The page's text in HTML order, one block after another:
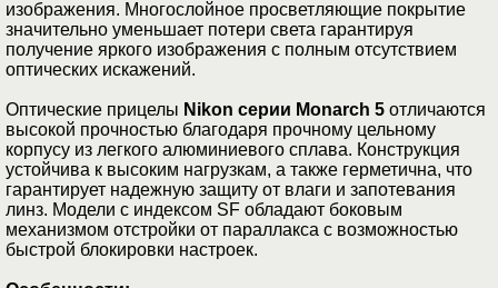
изображения. Многослойное просветляющие покрытие
значительно уменьшает потери света гарантируя
получение яркого изображения с полным отсутствием
оптических искажений.
Оптические прицелы Nikon серии Monarch 5 отличаются
высокой прочностью благодаря прочному цельному
корпусу из легкого алюминиевого сплава. Конструкция
устойчива к высоким нагрузкам, а также герметична, что
гарантирует надежную защиту от влаги и запотевания
линз. Модели с индексом SF обладают боковым
механизмом отстройки от параллакса с возможностью
быстрой блокировки настроек.